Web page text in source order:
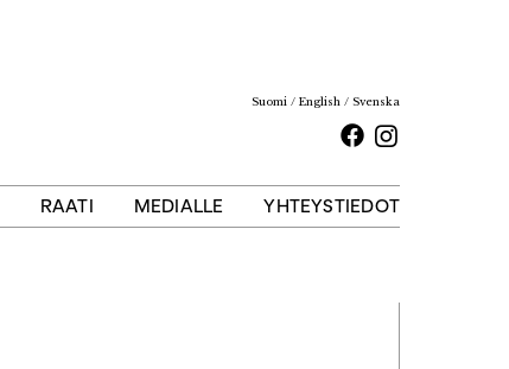
Suomi English Svenska
Facebook
RAATI MEDIALLE YHTEYSTIEDOT